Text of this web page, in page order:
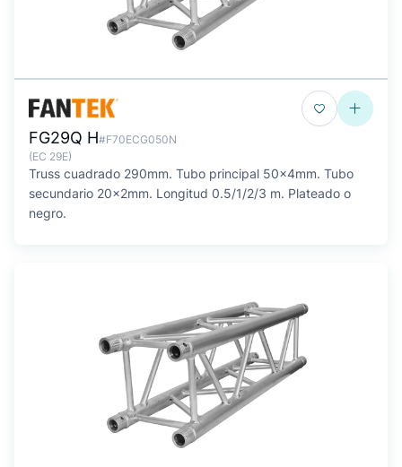
FG29Q H#F70ECG050N
(EC 29E)
Truss cuadrado 290mm. Tubo principal 50x4mm. Tubo
secundario 20x2mm. Longitud 0.5/1/2/3 m. Plateado o
negro.